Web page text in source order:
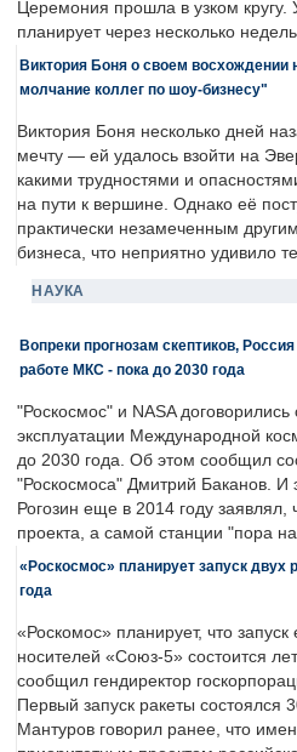
Церемония прошла в узком кругу.
планирует через несколько
Виктория Боня о своем восхождении
молчание коллег по шоу-бизнесу"
Виктория Боня несколько дней
мечту — ей удалось взойти на
какими трудностями и
на пути к вершине. Однако её
практически незамеченным
бизнеса, что неприятно удивило
НАУКА
Вопреки прогнозам скептиков,
работе МКС - пока до 2030 года
"Роскосмос" и NASA
эксплуатации Международной
до 2030 года. Об этом сообщил
"Роскосмоса" Дмитрий Баканов. И
Рогозин еще в 2014 году заявлял,
проекта, а самой станции "пора
«Роскосмос» планирует запуск двух
года
«Роскомос» планирует, что
носителей «Союз-5» состоится
сообщил гендиректор
Первый запуск ракеты состоялся
Мантуров говорил ранее, что